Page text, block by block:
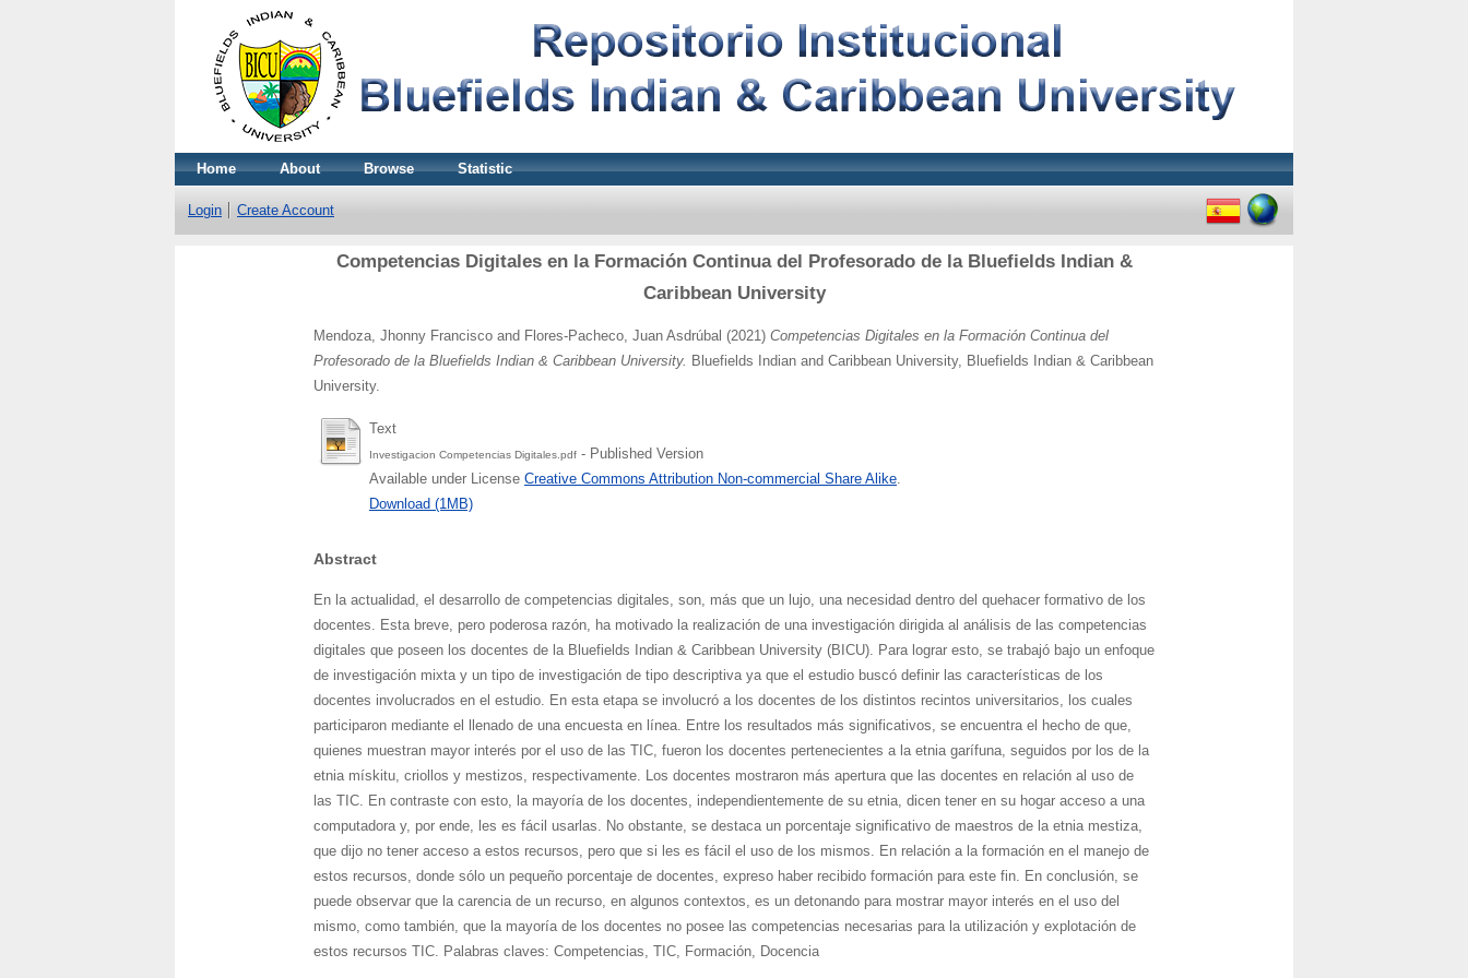
Home About Browse Statistic
Login Create Account
Competencias Digitales en la Formación Continua del Profesorado de la Bluefields Indian &
Caribbean University
Mendoza, Jhonny Francisco and Flores-Pacheco, Juan Asdrúbal (2021) Competencias Digitales en la Formación Continua del
Profesorado de la Bluefields Indian & Caribbean University. Bluefields Indian and Caribbean University, Bluefields Indian & Caribbean
University.
Text
Investigacion Competencias Digitales.pdf - Published Version
Available under License Creative Commons Attribution Non-commercial Share Alike
Download (1MB)
Abstract
En la actualidad, el desarrollo de competencias digitales, son, más que un lujo, una necesidad dentro del quehacer formativo de los
docentes. Esta breve, pero poderosa razón, ha motivado la realización de una investigación dirigida al análisis de las competencias
digitales que poseen los docentes de la Bluefields Indian & Caribbean University (BICU). Para lograr esto, se trabajó bajo un enfoque
de investigación mixta y un tipo de investigación de tipo descriptiva ya que el estudio buscó definir las características de los
docentes involucrados en el estudio. En esta etapa se involucró a los docentes de los distintos recintos universitarios, los cuales
participaron mediante el llenado de una encuesta en línea. Entre los resultados más significativos, se encuentra el hecho de que,
quienes muestran mayor interés por el uso de las TIC, fueron los docentes pertenecientes a la etnia garífuna, seguidos por los de la
etnia mískitu, criollos y mestizos, respectivamente. Los docentes mostraron más apertura que las docentes en relación al uso de
las TIC. En contraste con esto, la mayoría de los docentes, independientemente de su etnia, dicen tener en su hogar acceso a una
computadora y, por ende, les es fácil usarlas. No obstante, se destaca un porcentaje significativo de maestros de la etnia mestiza,
que dijo no tener acceso a estos recursos, pero que si les es fácil el uso de los mismos. En relación a la formación en el manejo de
estos recursos, donde sólo un pequeño porcentaje de docentes, expreso haber recibido formación para este fin. En conclusión, se
puede observar que la carencia de un recurso, en algunos contextos, es un detonando para mostrar mayor interés en el uso del
mismo, como también, que la mayoría de los docentes no posee las competencias necesarias para la utilización y explotación de
estos recursos TIC. Palabras claves: Competencias, TIC, Formación, Docencia